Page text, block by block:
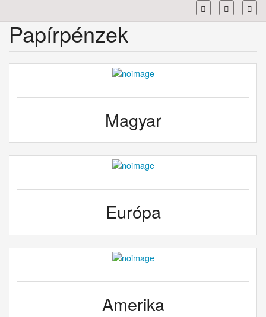
Papírpénzek
Magyar
Európa
Amerika